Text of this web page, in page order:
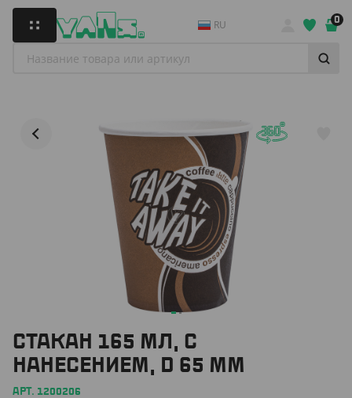
RU 0
СТАКАН 165 МЛ, С
НАНЕСЕНИЕМ, D 65 ММ
АРТ. 1200206